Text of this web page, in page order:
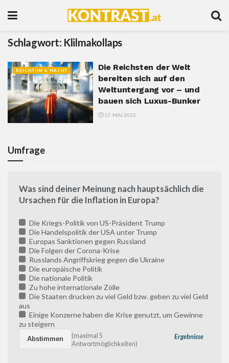
Schlagwort: Klilmakollaps
REICHTUM & MACHT
Die Reichsten der Welt
bereiten sich auf den
Weltuntergang vor – und
bauen sich Luxus-Bunker
17. MAI 2022
Umfrage
Was sind deiner Meinung nach hauptsächlich die
Ursachen für die Inflation in Europa?
Die Kriegs-Politik von US-Präsident Trump
Die Handelspolitik der USA unter Trump
Europas Sanktionen gegen Russland
Die Folgen der Corona-Krise
Russlands Angriffskrieg gegen die Ukraine
Die europäische Politik
Die nationale Politik
Zu hohe internationale Zölle
Die Staaten drucken zu viel Geld bzw. geben zu viel Geld
aus
Einige Konzerne haben die Krise genutzt, um Gewinne
zu steigern
Ergebnisse
(maximal 5
Antwortmöglichkeiten)